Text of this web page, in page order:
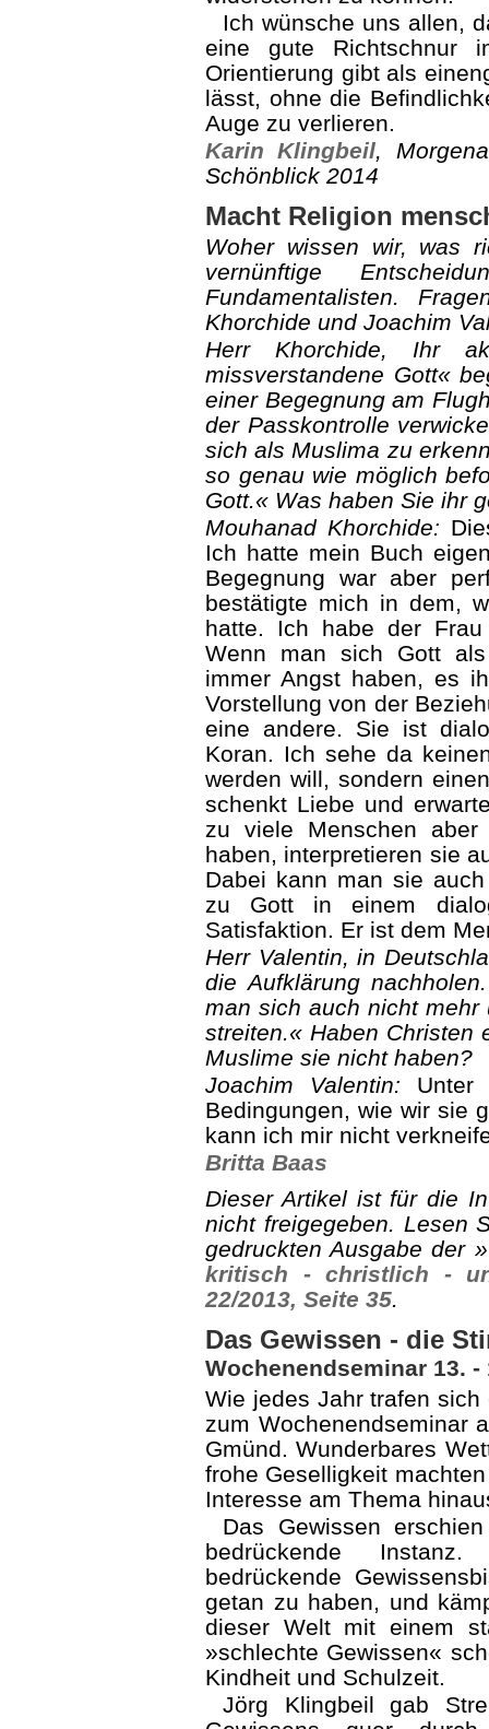
Ich wünsche uns allen,
eine gute Richtschnur
Orientierung gibt als
lässt, ohne die
Auge zu verlieren.
Karin Klingbeil,
Schönblick 2014
Macht Religion
Woher wissen wir, was
vernünftige
Fundamentalisten.
Khorchide und Joachim
Herr Khorchide, Ihr
missverstandene Gott«
einer Begegnung am
der Passkontrolle
sich als Muslima zu
so genau wie möglich
Gott.« Was haben Sie ihr
Mouhanad Khorchide:
Ich hatte mein Buch
Begegnung war aber
bestä­tigte mich in dem,
hatte. Ich habe der
Wenn man sich Gott
immer Angst haben, es
Vorstellung von der
eine andere. Sie ist
Koran. Ich sehe da
werden will, sondern
schenkt Liebe und
zu viele Menschen
haben, interpretieren sie
Dabei kann man sie
zu Gott in einem
Satisfaktion. Er ist dem
Herr Valentin, in
die Aufklärung
man sich auch nicht mehr
strei­ten.« Haben Christen
Muslime sie nicht haben?
Joachim Valentin: Unter
Bedingungen, wie wir sie
kann ich mir nicht
Britta Baas
Dieser Artikel ist für die
nicht freigegeben. Lesen
gedruckten Ausgabe der
kri­tisch - christlich -
22/2013, Seite 35.
Das Gewissen - die
Wochenendseminar 13. -
Wie jedes Jahr trafen
zum Wochen­end­seminar
Gmünd. Wunderbares
frohe Geselligkeit
Interesse am Thema
Das Gewissen
bedrückende
bedrückende
getan zu haben, und
dieser Welt mit einem
»schlechte Gewissen«
Kindheit und Schulzeit.
Jörg Klingbeil gab